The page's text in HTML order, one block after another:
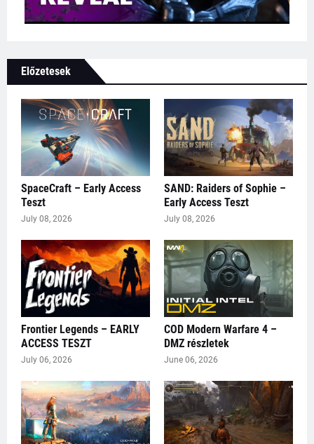
Előzetesek
SpaceCraft – Early Access
Teszt
July 08, 2026
SAND: Raiders of Sophie –
Early Access Teszt
July 08, 2026
Frontier Legends – EARLY
ACCESS TESZT
July 06, 2026
COD Modern Warfare 4 –
DMZ részletek
June 06, 2026